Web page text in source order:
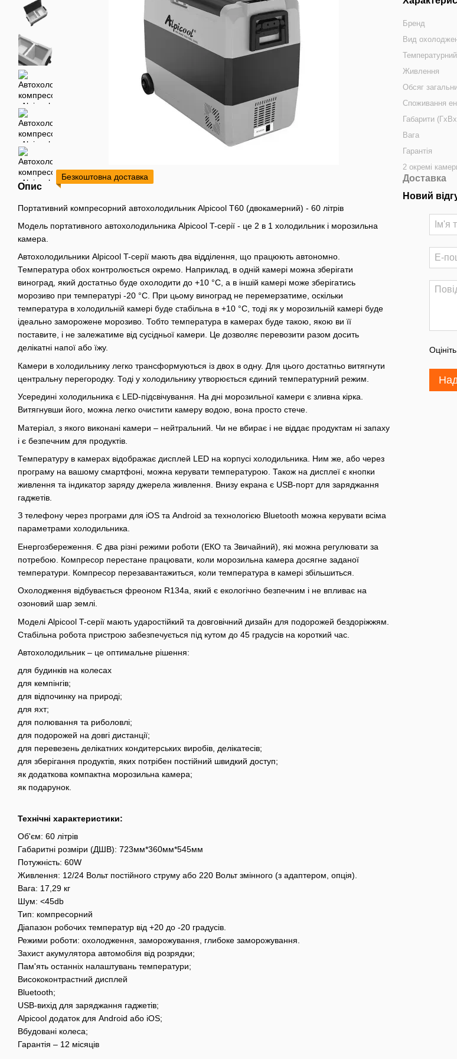
Безкоштовна доставка
Опис
Портативний компресорний автохолодильник Alpicool T60 (двокамерний) - 60 літрів
Модель портативного автохолодильника Alpicool T-серії - це 2 в 1 холодильник і морозильна
камера.
Автохолодильники Alpicool T-серії мають два відділення, що працюють автономно.
Температура обох контролюється окремо. Наприклад, в одній камері можна зберігати
виноград, який достатньо буде охолодити до +10 °C, а в іншій камері може зберігатись
морозиво при температурі -20 °C. При цьому виноград не перемерзатиме, оскільки
температура в холодильній камері буде стабільна в +10 °C, тоді як у морозильній камері буде
ідеально заморожене морозиво. Тобто температура в камерах буде такою, якою ви її
поставите, і не залежатиме від сусідньої камери. Це дозволяє перевозити разом досить
делікатні напої або їжу.
Камери в холодильнику легко трансформуються із двох в одну. Для цього достатньо витягнути
центральну перегородку. Тоді у холодильнику утворюється єдиний температурний режим.
Усередині холодильника є LED-підсвічування. На дні морозильної камери є зливна кірка.
Витягнувши його, можна легко очистити камеру водою, вона просто стече.
Матеріал, з якого виконані камери – нейтральний. Чи не вбирає і не віддає продуктам ні запаху
і є безпечним для продуктів.
Температуру в камерах відображає дисплей LED на корпусі холодильника. Ним же, або через
програму на вашому смартфоні, можна керувати температурою. Також на дисплеї є кнопки
живлення та індикатор заряду джерела живлення. Внизу екрана є USB-порт для заряджання
гаджетів.
З телефону через програми для iOS та Android за технологією Bluetooth можна керувати всіма
параметрами холодильника.
Енергозбереження. Є два різні режими роботи (ЕКО та Звичайний), які можна регулювати за
потребою. Компресор перестане працювати, коли морозильна камера досягне заданої
температури. Компресор перезавантажиться, коли температура в камері збільшиться.
Охолодження відбувається фреоном R134a, який є екологічно безпечним і не впливає на
озоновий шар землі.
Моделі Alpicool T-серії мають ударостійкий та довговічний дизайн для подорожей бездоріжжям.
Стабільна робота пристрою забезпечується під кутом до 45 градусів на короткий час.
Автохолодильник – це оптимальне рішення:
для будинків на колесах
для кемпінгів;
для відпочинку на природі;
для яхт;
для полювання та риболовлі;
для подорожей на довгі дистанції;
для перевезень делікатних кондитерських виробів, делікатесів;
для зберігання продуктів, яких потрібен постійний швидкий доступ;
як додаткова компактна морозильна камера;
як подарунок.
Технічні характеристики:
Об'єм: 60 літрів
Габаритні розміри (ДШВ): 723мм*360мм*545мм
Потужність: 60W
Живлення: 12/24 Вольт постійного струму або 220 Вольт змінного (з адаптером, опція).
Вага: 17,29 кг
Шум: <45db
Тип: компресорний
Діапазон робочих температур від +20 до -20 градусів.
Режими роботи: охолодження, заморожування, глибоке заморожування.
Захист акумулятора автомобіля від розрядки;
Пам'ять останніх налаштувань температури;
Висококонтрастний дисплей
Bluetooth;
USB-вихід для заряджання гаджетів;
Alpicool додаток для Android або iOS;
Вбудовані колеса;
Гарантія – 12 місяців
Бренд
Вид
Живлення
Обсяг
Споживання
Габарити
Вага
Гарантія
2 окремі
Доставка
Новий